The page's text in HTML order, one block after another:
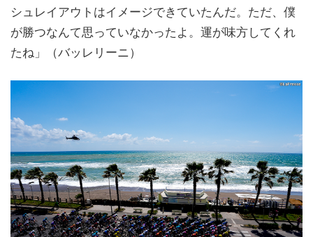
シュレイアウトはイメージできていたんだ。ただ、僕
が勝つなんて思っていなかったよ。運が味方してくれ
たね」（バッレリーニ）